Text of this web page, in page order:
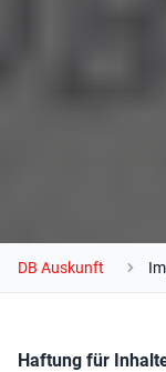
DB Auskunft
Haftung für